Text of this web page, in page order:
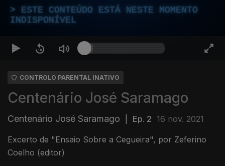
ESTE CONTEÚDO ESTÁ NESTE MOMENTO
INDISPONÍVEL
CONTROLO PARENTAL INATIVO
Centenário José Saramago
Centenário José Saramago Ep. 2 16 nov. 2021
Excerto de "Ensaio Sobre a Cegueira", por Zeferino
Coelho (editor)